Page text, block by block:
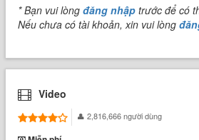
* Bạn vui lòngđăng nhập trước để có
Nếu chưa có tài khoản, xin vui lòng
Video
2,816,666 người dùng